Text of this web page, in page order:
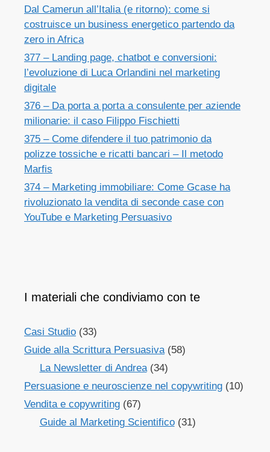
Dal Camerun all’Italia (e ritorno): come si
costruisce un business energetico partendo da
zero in Africa
377 – Landing page, chatbot e conversioni:
l’evoluzione di Luca Orlandini nel marketing
digitale
376 – Da porta a porta a consulente per aziende
milionarie: il caso Filippo Fischietti
375 – Come difendere il tuo patrimonio da
polizze tossiche e ricatti bancari – Il metodo
Marfis
374 – Marketing immobiliare: Come Gcase ha
rivoluzionato la vendita di seconde case con
YouTube e Marketing Persuasivo
I materiali che condiviamo con te
Casi Studio (33)
Guide alla Scrittura Persuasiva(58)
La Newsletter di Andrea(34)
Persuasione e neuroscienze nel copywriting (10)
Vendita e copywriting (67)
Guide al Marketing Scientifico(31)